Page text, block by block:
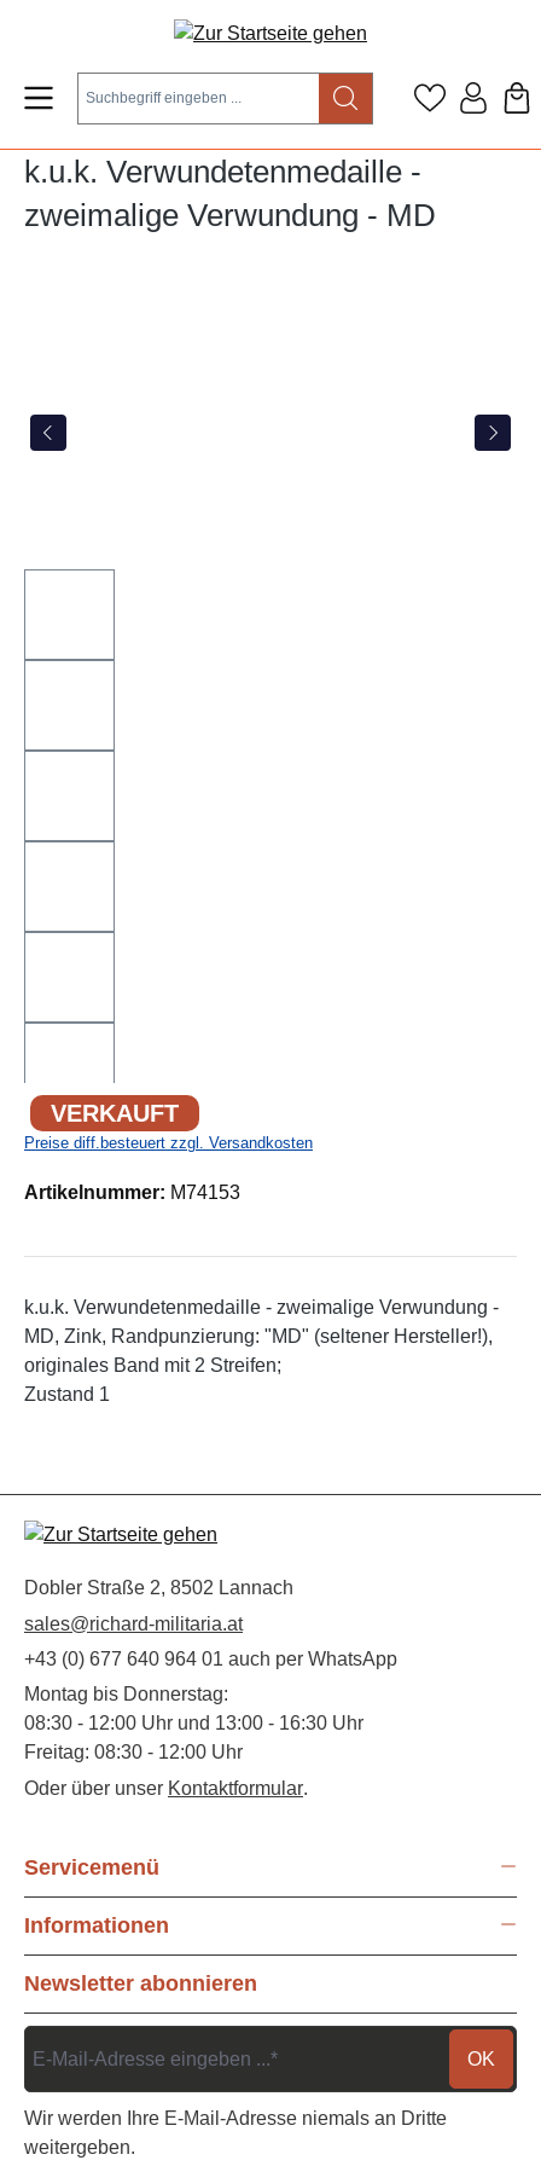
Zum Hauptinhalt springen
k.u.k. Verwundetenmedaille -
zweimalige Verwundung - MD
VERKAUFT
Preise diff.besteuert zzgl. Versandkosten
Artikelnummer: M74153
k.u.k. Verwundetenmedaille - zweimalige Verwundung -
MD, Zink, Randpunzierung: "MD" (seltener Hersteller!),
originales Band mit 2 Streifen;
Zustand 1
Dobler Straße 2, 8502 Lannach
sales@richard-militaria.at
+43 (0) 677 640 964 01 auch per WhatsApp
Montag bis Donnerstag:
08:30 - 12:00 Uhr und 13:00 - 16:30 Uhr
Freitag: 08:30 - 12:00 Uhr
Oder über unser Kontaktformular.
Servicemenü
Informationen
Newsletter abonnieren
OK
Wir werden Ihre E-Mail-Adresse niemals an Dritte
weitergeben.